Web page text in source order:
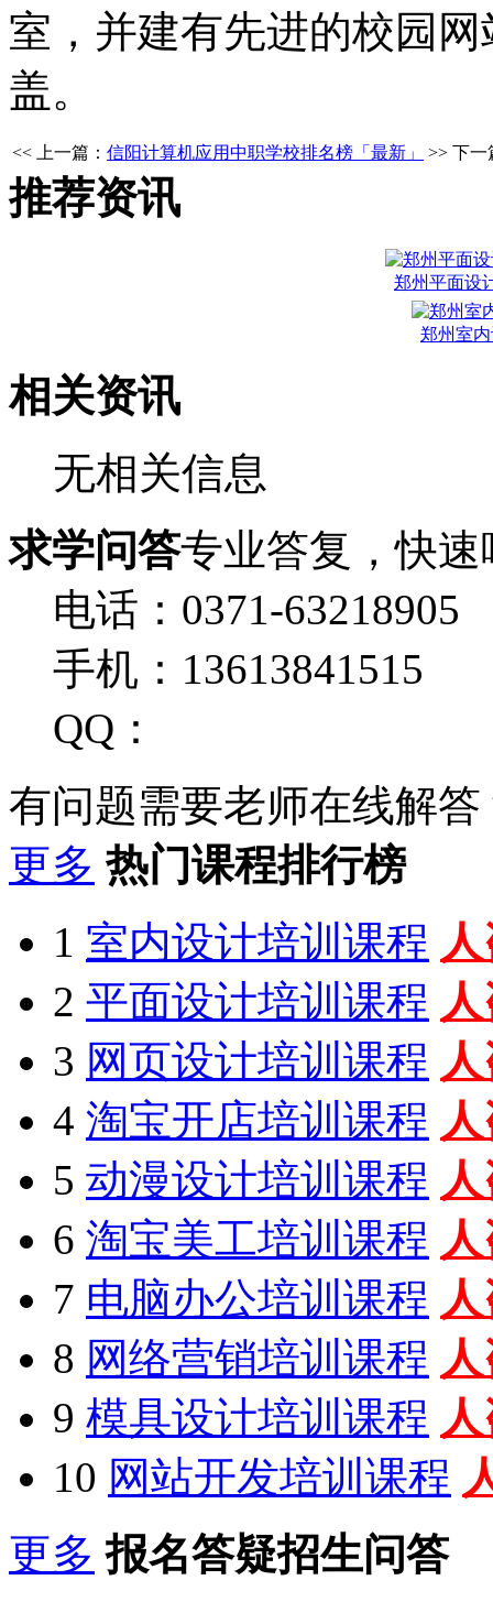
室，并建有先进的校园
盖。
<< 上一篇： 信阳计算机应用中职学校排名榜「最新」 >> 下一
推荐资讯
郑州平面设
郑州室
相关资讯
无相关信息
求学问答专业答复，快速
电话：0371-63218905
手机：13613841515
QQ：
有问题需要老师在线解答
更多 热门课程排行榜
1 室内设计培训课程
2 平面设计培训课程
3 网页设计培训课程
4 淘宝开店培训课程
5 动漫设计培训课程
6 淘宝美工培训课程
7 电脑办公培训课程
8 网络营销培训课程
9 模具设计培训课程
10 网站开发培训课程
更多 报名答疑招生问答